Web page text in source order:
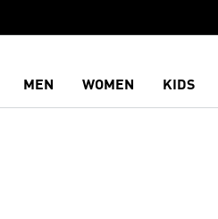
MEN WOMEN KIDS